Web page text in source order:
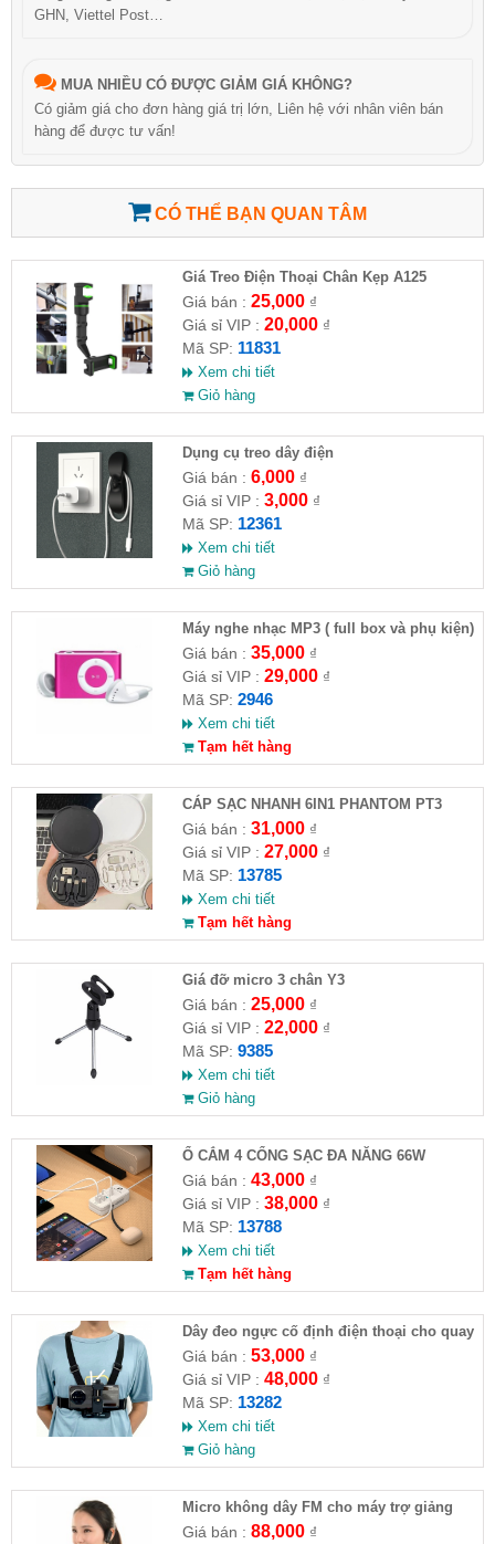
GHN, Viettel Post…
MUA NHIỀU CÓ ĐƯỢC GIẢM GIÁ KHÔNG?
Có giảm giá cho đơn hàng giá trị lớn, Liên hệ với nhân viên bán
hàng để được tư vấn!
CÓ THỂ BẠN QUAN TÂM
Giá Treo Điện Thoại Chân Kẹp A125
Giá bán : 25,000₫
Giá sỉ VIP : 20,000₫
Mã SP: 11831
Xem chi tiết
Giỏ hàng
Dụng cụ treo dây điện
Giá bán : 6,000₫
Giá sỉ VIP : 3,000₫
Mã SP: 12361
Xem chi tiết
Giỏ hàng
Máy nghe nhạc MP3 ( full box và phụ kiện)
Giá bán : 35,000₫
Giá sỉ VIP : 29,000₫
Mã SP: 2946
Xem chi tiết
Tạm hết hàng
CÁP SẠC NHANH 6IN1 PHANTOM PT3
Giá bán : 31,000₫
Giá sỉ VIP : 27,000₫
Mã SP: 13785
Xem chi tiết
Tạm hết hàng
Giá đỡ micro 3 chân Y3
Giá bán : 25,000₫
Giá sỉ VIP : 22,000₫
Mã SP: 9385
Xem chi tiết
Giỏ hàng
Ổ CẮM 4 CỔNG SẠC ĐA NĂNG 66W
Giá bán : 43,000₫
Giá sỉ VIP : 38,000₫
Mã SP: 13788
Xem chi tiết
Tạm hết hàng
Dây đeo ngực cố định điện thoại cho quay
video hành trình
Giá bán : 53,000₫
Giá sỉ VIP : 48,000₫
Mã SP: 13282
Xem chi tiết
Giỏ hàng
Micro không dây FM cho máy trợ giảng
Giá bán : 88,000₫